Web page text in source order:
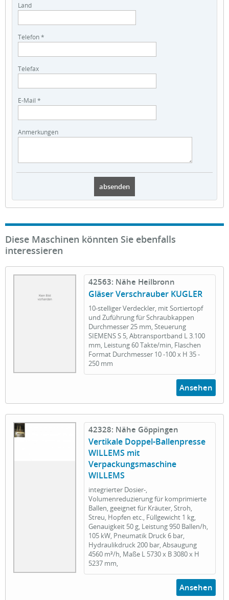
Land
Telefon *
Telefax
E-Mail *
Anmerkungen
Diese Maschinen könnten Sie ebenfalls
interessieren
42563: Nähe Heilbronn
Gläser Verschrauber KUGLER
10-stelliger Verdeckler, mit Sortiertopf
und Zuführung für Schraubkappen
Durchmesser 25 mm, Steuerung
SIEMENS S 5, Abtransportband L 3.100
mm, Leistung 60 Takte/min, Flaschen
Format Durchmesser 10 -100 x H 35 -
250 mm
Ansehen
42328: Nähe Göppingen
Vertikale Doppel-Ballenpresse
WILLEMS mit
Verpackungsmaschine
WILLEMS
integrierter Dosier-,
Volumenreduzierung für komprimierte
Ballen, geeignet für Kräuter, Stroh,
Streu, Hopfen etc., Füllgewicht 1 kg,
Genauigkeit 50 g, Leistung 950 Ballen/h,
105 kW, Pneumatik Druck 6 bar,
Hydraulikdruck 200 bar, Absaugung
4560 m³/h, Maße L 5730 x B 3080 x H
5237 mm,
Ansehen